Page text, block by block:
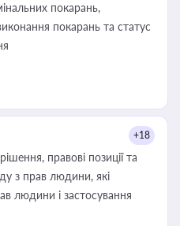
покарань,
покарань та статус
+18
правові позиції та
з прав людини, які
людини і застосування